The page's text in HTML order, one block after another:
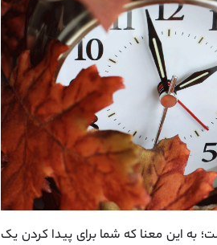
به این معنا که شما برای پیدا کردن یک